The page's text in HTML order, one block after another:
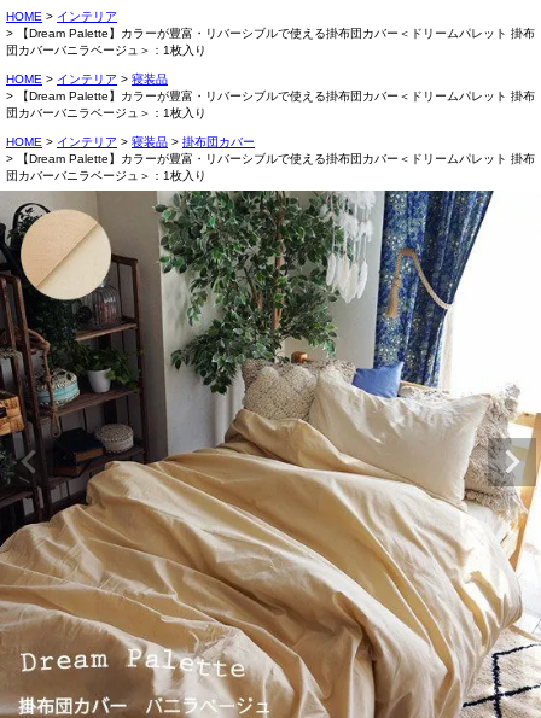
HOME
インテリア
【Dream Palette】カラーが豊富・リバーシブルで使える掛布団カバー＜ドリームパレット 掛布
団カバーバニラベージュ＞：1枚入り
HOME インテリア
寝装品
【Dream Palette】カラーが豊富・リバーシブルで使える掛布団カバー＜ドリームパレット 掛布
団カバーバニラベージュ＞：1枚入り
HOME インテリア 寝装品
掛布団カバー
【Dream Palette】カラーが豊富・リバーシブルで使える掛布団カバー＜ドリームパレット 掛布
団カバーバニラベージュ＞：1枚入り